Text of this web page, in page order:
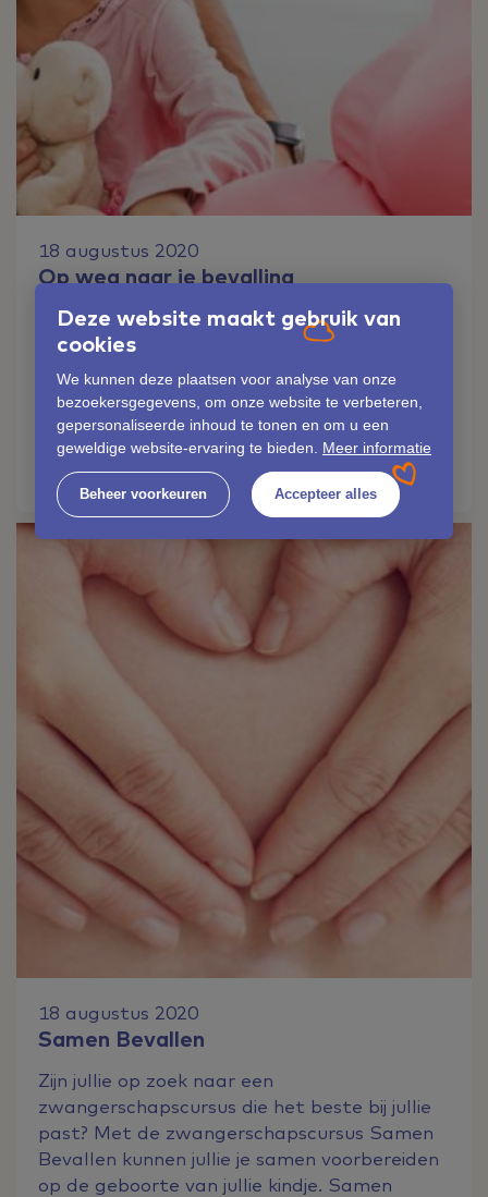
Deze website maakt gebruik van
cookies
We kunnen deze plaatsen voor analyse van onze
bezoekersgegevens, om onze website te verbeteren,
gepersonaliseerde inhoud te tonen en om u een
geweldige website-ervaring te bieden. Meer informatie
Beheer voorkeuren Accepteer alles
18 augustus 2020
Op weg naar je bevalling
De cursus 'Op weg naar je bevalling' is een
complete en zeer praktijkgerichte cursus in
één avond voor jou en je partner. De cursus
wordt in groepsverband met maximaal 10
deelnemers gegeven.
18 augustus 2020
Samen Bevallen
Zijn jullie op zoek naar een
zwangerschapscursus die het beste bij jullie
past? Met de zwangerschapscursus Samen
Bevallen kunnen jullie je samen voorbereiden
op de geboorte van jullie kindje. Samen